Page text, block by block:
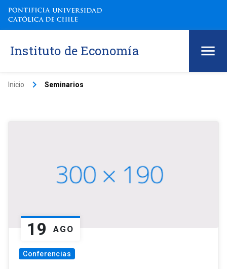
Instituto de Economía
Inicio keyboard_arrow_right Seminarios
19 AGO
Conferencias